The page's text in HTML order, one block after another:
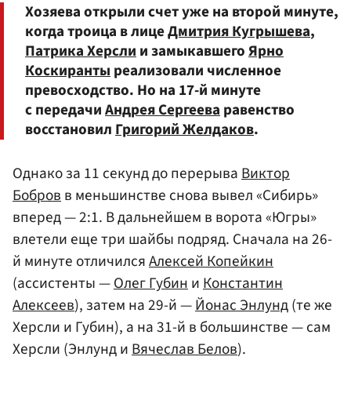
Хозяева открыли счет уже на второй минуте,
когда троица в лицеДмитрия Кугрышева,
Патрика Херслии замыкавшегоЯрно
Коскирантыреализовали численное
превосходство. Но на 17-й минуте
с передачиАндрея Сергееваравенство
восстановилГригорий Желдаков.
Однако за 11 секунд до перерываВиктор
Бобровв меньшинстве снова вывел «Сибирь»
вперед — 2:1. В дальнейшем в ворота «Югры»
влетели еще три шайбы подряд. Сначала на 26-
й минуте отличилсяАлексей Копейкин
(ассистенты —Олег ГубиниКонстантин
Алексеев), затем на 29-й —Йонас Энлунд(те же
Херсли и Губин), а на 31-й в большинстве — сам
Херсли (Энлунд иВячеслав Белов).